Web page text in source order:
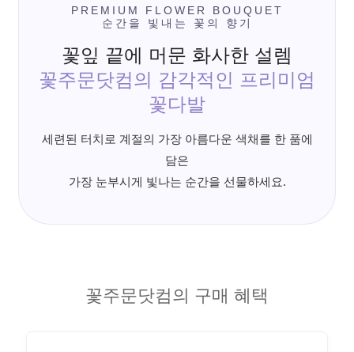
PREMIUM FLOWER BOUQUET
순간을 빛내는 꽃의 향기
꽃잎 끝에 머문 화사한 설렘
꽃주문닷컴의 감각적인 프리미엄
꽃다발
세련된 터치로 계절의 가장 아름다운 색채를 한 품에
담은
가장 눈부시게 빛나는 순간을 선물하세요.
꽃주문닷컴의 구매 혜택